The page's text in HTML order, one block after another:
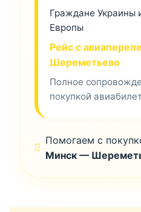
Граждане Украины
Европы
Рейс с
Шереметьево
Полное
покупкой
Помогаем с
Минск —